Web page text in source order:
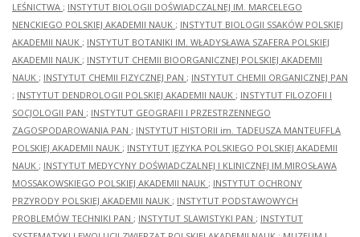
LEŚNICTWA ; INSTYTUT BIOLOGII DOŚWIADCZALNEJ IM. MARCELEGO
NENCKIEGO POLSKIEJ AKADEMII NAUK ; INSTYTUT BIOLOGII SSAKÓW POLSKIEJ
AKADEMII NAUK ; INSTYTUT BOTANIKI IM. WŁADYSŁAWA SZAFERA POLSKIEJ
AKADEMII NAUK ; INSTYTUT CHEMII BIOORGANICZNEJ POLSKIEJ AKADEMII
NAUK ; INSTYTUT CHEMII FIZYCZNEJ PAN ; INSTYTUT CHEMII ORGANICZNEJ PAN
; INSTYTUT DENDROLOGII POLSKIEJ AKADEMII NAUK ; INSTYTUT FILOZOFII I
SOCJOLOGII PAN ; INSTYTUT GEOGRAFII I PRZESTRZENNEGO
ZAGOSPODAROWANIA PAN ; INSTYTUT HISTORII im. TADEUSZA MANTEUFFLA
POLSKIEJ AKADEMII NAUK ; INSTYTUT JĘZYKA POLSKIEGO POLSKIEJ AKADEMII
NAUK ; INSTYTUT MEDYCYNY DOŚWIADCZALNEJ I KLINICZNEJ IM.MIROSŁAWA
MOSSAKOWSKIEGO POLSKIEJ AKADEMII NAUK ; INSTYTUT OCHRONY
PRZYRODY POLSKIEJ AKADEMII NAUK ; INSTYTUT PODSTAWOWYCH
PROBLEMÓW TECHNIKI PAN ; INSTYTUT SLAWISTYKI PAN ; INSTYTUT